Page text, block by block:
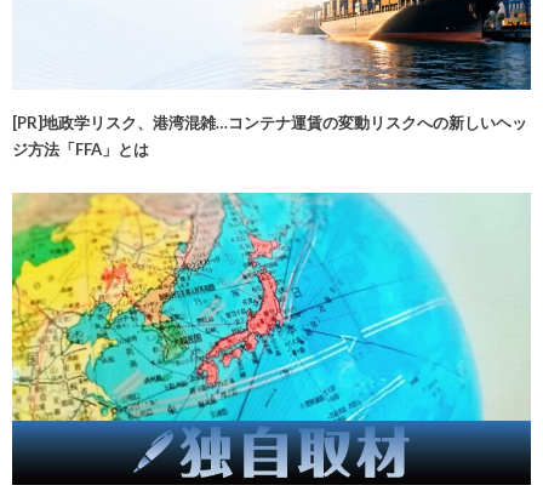
[PR]地政学リスク、港湾混雑…コンテナ運賃の変動リスクへの新しいヘッ
ジ方法「FFA」とは